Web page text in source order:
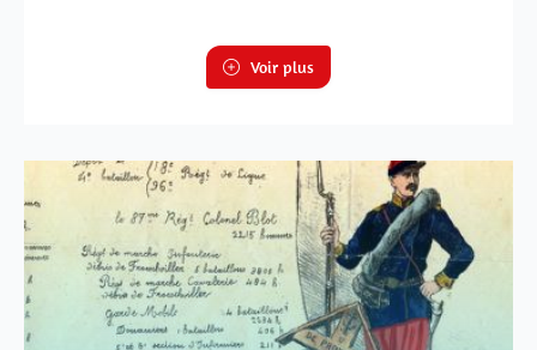
Voir plus